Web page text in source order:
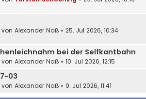
von Alexander Naß « 25. Jul 2026, 10:34
bei der Selfkantbahn
von Alexander Naß « 10. Jul 2026, 12:15
03
von Alexander Naß « 9. Jul 2026, 11:41